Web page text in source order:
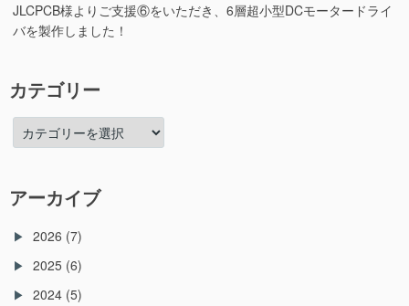
JLCPCB様よりご支援⑥をいただき、6層超小型DCモータードライ
バを製作しました！
カテゴリー
テ
ー
アーカイブ
2026 (7)
2025 (6)
2024 (5)